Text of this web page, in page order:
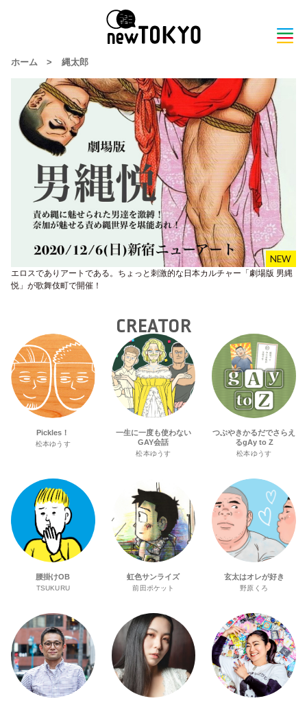
ホーム > 縄太郎
エロスでありアートである。ちょっと刺激的な日本カルチャー「劇場版 男縄
悦」が歌舞伎町で開催！
CREATOR
Pickles！
松本ゆうす
一生に一度も使わない
GAY会話
松本ゆうす
つぶやきかるだでさらえ
るgAy to Z
松本ゆうす
腰掛けOB
TSUKURU
虹色サンライズ
前田ポケット
玄太はオレが好き
野原くろ